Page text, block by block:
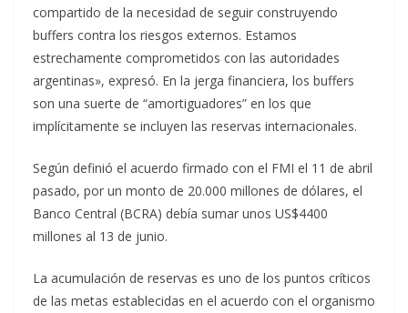
compartido de la necesidad de seguir construyendo
buffers contra los riesgos externos. Estamos
estrechamente comprometidos con las autoridades
argentinas», expresó. En la jerga financiera, los buffers
son una suerte de “amortiguadores” en los que
implícitamente se incluyen las reservas internacionales.
Según definió el acuerdo firmado con el FMI el 11 de abril
pasado, por un monto de 20.000 millones de dólares, el
Banco Central (BCRA) debía sumar unos US$4400
millones al 13 de junio.
La acumulación de reservas es uno de los puntos críticos
de las metas establecidas en el acuerdo con el organismo